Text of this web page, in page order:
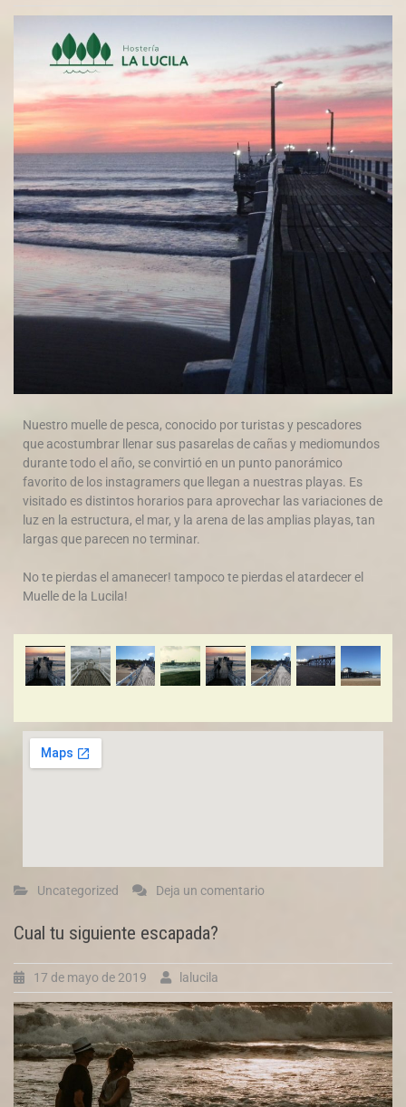
Nuestro muelle de pesca, conocido por turistas y pescadores
que acostumbrar llenar sus pasarelas de cañas y mediomundos
durante todo el año, se convirtió en un punto panorámico
favorito de los instagramers que llegan a nuestras playas. Es
visitado es distintos horarios para aprovechar las variaciones de
luz en la estructura, el mar, y la arena de las amplias playas, tan
largas que parecen no terminar.
No te pierdas el amanecer! tampoco te pierdas el atardecer el
Muelle de la Lucila!
Uncategorized Deja un comentario
Cual tu siguiente escapada?
17 de mayo de 2019 lalucila